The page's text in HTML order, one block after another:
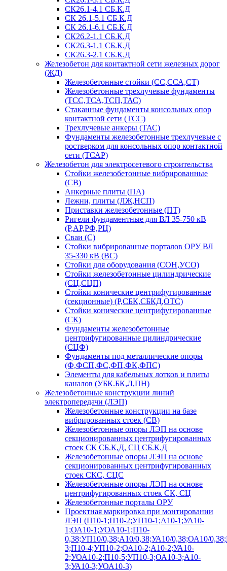
СК26.1-4.1 СБ.К.Д
СК 26.1-5.1 СБ.К.Д
СК 26.1-6.1 СБ.К.Д
СК26.2-1.1 СБ.К.Д
СК26.3-1.1 СБ.К.Д
СК26.3-2.1 СБ.К.Д
Железобетон для контактной сети железных дорог
(ЖД)
Железобетонные стойки (СС,ССА,СТ)
Железобетонные трехлучевые фундаменты
(ТСС,ТСА,ТСП,ТАС)
Стаканные фундаменты консольных опор
контактной сети (ТСС)
Трехлучевые анкеры (ТАС)
Фундаменты железобетонные трехлучевые с
ростверком для консольных опор контактной
сети (ТСАР)
Железобетон для электросетевого строительства
Стойки железобетонные вибрированные
(СВ)
Анкерные плиты (ПА)
Лежни, плиты (ЛЖ,НСП)
Приставки железобетонные (ПТ)
Ригели фундаментные для ВЛ 35-750 кВ
(Р,АР,РФ,РЦ)
Сваи (С)
Стойки вибрированные порталов ОРУ ВЛ
35-330 кВ (ВС)
Стойки для оборудования (СОН,УСО)
Стойки железобетонные цилиндрические
(СЦ,СЦП)
Стойки конические центрифугированные
(секционные) (Р,СБК,СБКД,ОТС)
Стойки конические центрифугированные
(СК)
Фундаменты железобетонные
центрифугированные цилиндрические
(СЦФ)
Фундаменты под металлические опоры
(Ф,ФСП,ФС,ФП,ФК,ФПС)
Элементы для кабельных лотков и плиты
каналов (УБК.БК,Л,ПН)
Железобетонные конструкции линий
электропередачи (ЛЭП)
Железобетонные конструкции на базе
вибрированных стоек (СВ)
Железобетонные опоры ЛЭП на основе
секционированных центрифугированных
стоек СК СБ.К,Д, СЦ СБ.К.Д
Железобетонные опоры ЛЭП на основе
секционированных центрифугированных
стоек СКС, СЦС
Железобетонные опоры ЛЭП на основе
центрифугированных стоек СК, СЦ
Железобетонные порталы ОРУ
Проектная маркировка при монтировании
ЛЭП (П10-1;П10-2;УП10-1;А10-1;УА10-
1;ОА10-1;УОА10-1;П10-
0,38;УП10/0,38;А10/0,38;УА10/0,38;ОА10/
3;П10-4;УП10-2;ОА10-2;А10-2;УА10-
2;УОА10-2;П10-5;УП10-3;ОА10-3;А10-
3;УА10-3;УОА10-3)